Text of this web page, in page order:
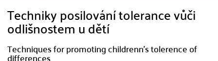
Techniky posilování tolerance vůči
odlišnostem u dětí
Techniques for promoting childrenn's tolerence of